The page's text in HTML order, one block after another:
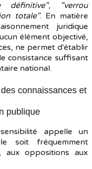
définitive",
"verrou
totale". En matière
juridique
élément objectivé,
ne permet d'établir
consistance suffisant
national.
connaissances et
publique
appelle un
soit fréquemment
aux oppositions aux